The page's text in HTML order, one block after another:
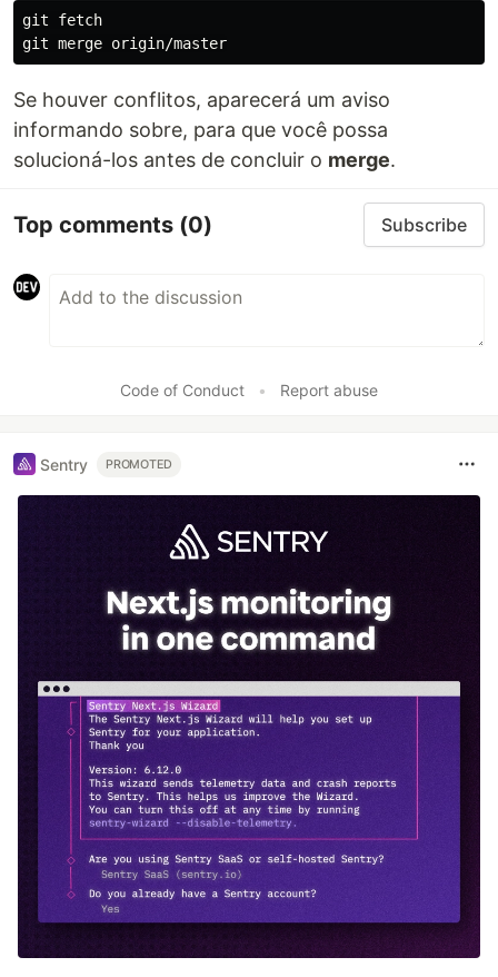
git fetch
Se houver conflitos, aparecerá um aviso
informando sobre, para que você possa
solucioná-los antes de concluir o merge.
Top comments (0) Subscribe
Code of Conduct • Report abuse
Sentry PROMOTED